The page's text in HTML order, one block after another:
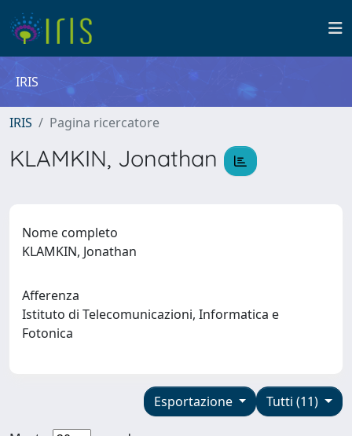
IRIS
IRIS Pagina ricercatore
KLAMKIN, Jonathan
Nome completo
KLAMKIN, Jonathan
Afferenza
Istituto di Telecomunicazioni, Informatica e
Fotonica
Tutti (11)
Esportazione